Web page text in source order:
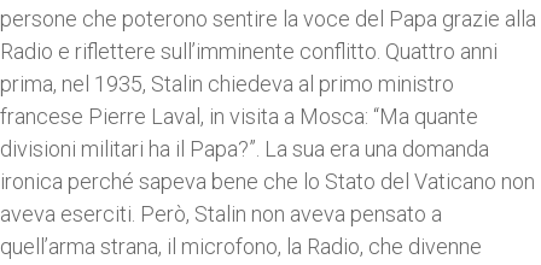
persone che poterono sentire la voce del Papa grazie alla
Radio e riflettere sull’imminente conflitto. Quattro anni
prima, nel 1935, Stalin chiedeva al primo ministro
francese Pierre Laval, in visita a Mosca: “Ma quante
divisioni militari ha il Papa?”. La sua era una domanda
ironica perché sapeva bene che lo Stato del Vaticano non
aveva eserciti. Però, Stalin non aveva pensato a
quell’arma strana, il microfono, la Radio, che divenne